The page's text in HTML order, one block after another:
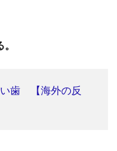
い歯 【海外の反